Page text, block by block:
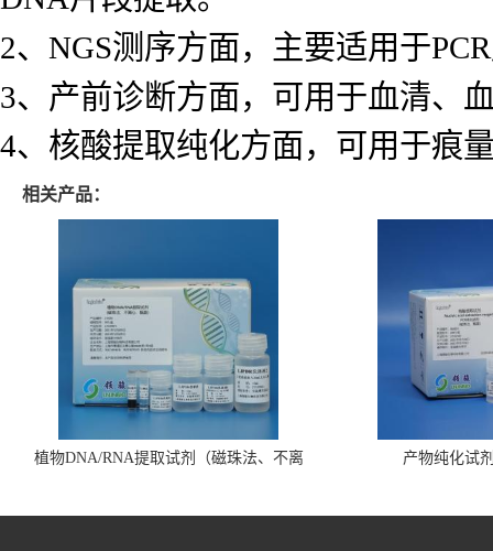
2、NGS测序方面，主要适用于
3、产前诊断方面，可用于血清、
4、核酸提取纯化方面，可用于痕
相关产品：
植物DNA/RNA提取试剂（磁珠法、不离
产物纯化试